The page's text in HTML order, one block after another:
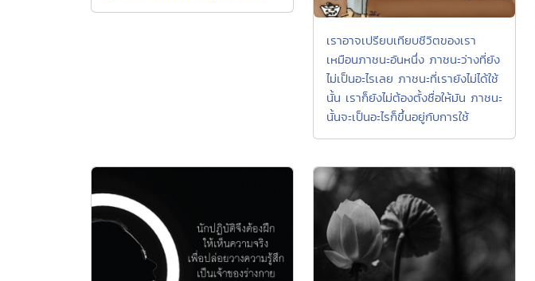
เราอาจเปรียบเทียบชีวิตของเรา
เหมือนภาชนะอันหนึ่ง ภาชนะว่างที่ยัง
ไม่เป็นอะไรเลย ภาชนะที่เรายังไม่ได้ใช้
นั้น เราก็ยังไม่ต้องตั้งชื่อให้มัน ภาชนะ
นั้นจะเป็นอะไรก็ขึ้นอยู่กับการใช้